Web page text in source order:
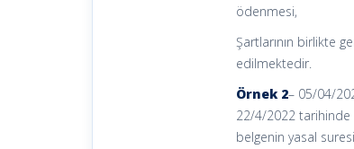
ödenmesi,
Şartlarının birlikte
edilmektedir.
Örnek 2– 05/04/
22/4/2022 tarihinde
belgenin yasal